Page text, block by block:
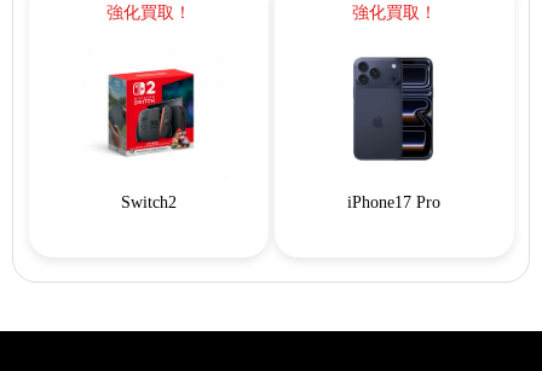
強化買取！
Switch2
強化買取！
iPhone17 Pro